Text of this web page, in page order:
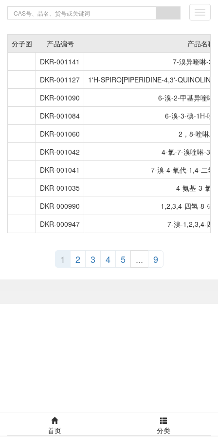
分子图 产品编号
产品名称
DKR-001141
7-溴异喹啉-3-
DKR-001127
1'H-SPIRO[PIPERIDINE-4,3'-
DKR-001090
6-溴-2-甲基异喹啉
DKR-001084
6-溴-3-碘-1H-喹
DKR-001060
2，8-喹啉二
DKR-001042
4-氯-7-溴喹啉-3-
DKR-001041
7-溴-4-氧代-1,4-二氢
DKR-001035
4-氨基-3-氯
DKR-000990
1,2,3,4-四氢-8-硝
DKR-000947
7-溴-1,2,3,4-四
1 2 3 4 5 ... 9
首页 分类